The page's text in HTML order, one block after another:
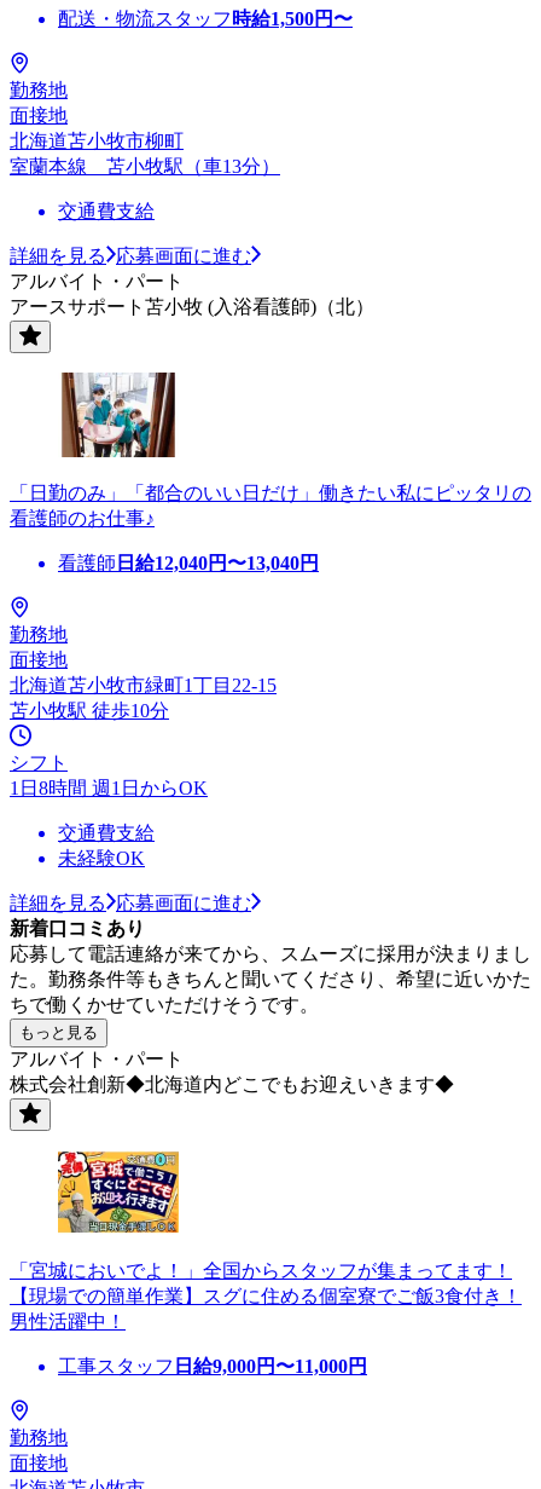
配送・物流スタッフ 時給1,500円〜
勤務地
面接地
北海道苫小牧市柳町
室蘭本線 苫小牧駅（車13分）
交通費支給
詳細を見る
応募画面に進む
アルバイト・パート
アースサポート苫小牧 (入浴看護師)（北）
「日勤のみ」「都合のいい日だけ」働きたい私にピッタリの
看護師のお仕事♪
看護師 日給12,040円〜13,040円
勤務地
面接地
北海道苫小牧市緑町1丁目22-15
苫小牧駅 徒歩10分
シフト
1日8時間 週1日からOK
交通費支給
未経験OK
詳細を見る
応募画面に進む
新着口コミあり
応募して電話連絡が来てから、スムーズに採用が決まりまし
た。勤務条件等もきちんと聞いてくださり、希望に近いかた
ちで働くかせていただけそうです。
もっと見る
アルバイト・パート
株式会社創新◆北海道内どこでもお迎えいきます◆
「宮城においでよ！」全国からスタッフが集まってます！
【現場での簡単作業】スグに住める個室寮でご飯3食付き！
男性活躍中！
工事スタッフ 日給9,000円〜11,000円
勤務地
面接地